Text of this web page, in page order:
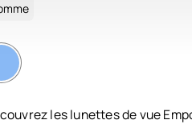
les lunettes de vue